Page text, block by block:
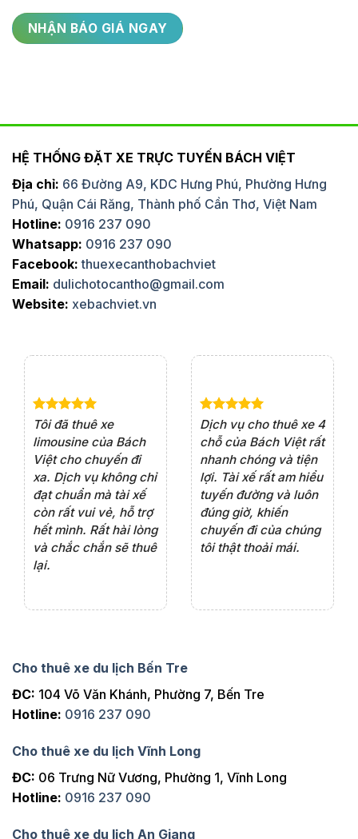
HỆ THỐNG ĐẶT XE TRỰC TUYẾN BÁCH VIỆT
Địa chỉ: 66 Đường A9, KDC Hưng Phú, Phường Hưng
Phú, Quận Cái Răng, Thành phố Cần Thơ, Việt Nam
Hotline: 0916 237 090
Whatsapp: 0916 237 090
Facebook: thuexecanthobachviet
Email: dulichotocantho@gmail.com
Website: xebachviet.vn
Dịch vụ cho thuê xe 7
chỗ của Bách Việt rất
chuyên nghiệp,đặc
biệt tài xế rất nhiệt
tình vui vẻ,sẽ ủng hộ
thường xuyên
Lần đầu thuê xe 16
chỗ tại Bách Việt, tôi
rất hài lòng với chất
lượng xe và sự
chuyên nghiệp của
tài xế. Dịch vụ tận
tâm, chu đáo, sẽ tiếp
tục sử dụng trong
Cho thuê xe du lịch Bến Tre
ĐC: 104 Võ Văn Khánh, Phường 7, Bến Tre
Hotline: 0916 237 090
Cho thuê xe du lịch Vĩnh Long
ĐC: 06 Trưng Nữ Vương, Phường 1, Vĩnh Long
Hotline: 0916 237 090
Cho thuê xe du lịch An Giang